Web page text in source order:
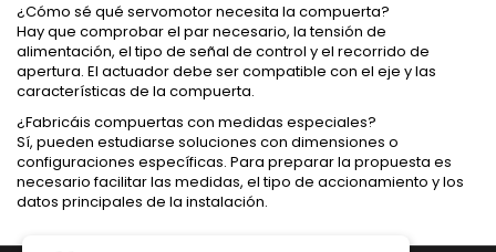
¿Cómo sé qué servomotor necesita la compuerta?
Hay que comprobar el par necesario, la tensión de
alimentación, el tipo de señal de control y el recorrido de
apertura. El actuador debe ser compatible con el eje y las
características de la compuerta.
¿Fabricáis compuertas con medidas especiales?
Sí, pueden estudiarse soluciones con dimensiones o
configuraciones específicas. Para preparar la propuesta es
necesario facilitar las medidas, el tipo de accionamiento y los
datos principales de la instalación.